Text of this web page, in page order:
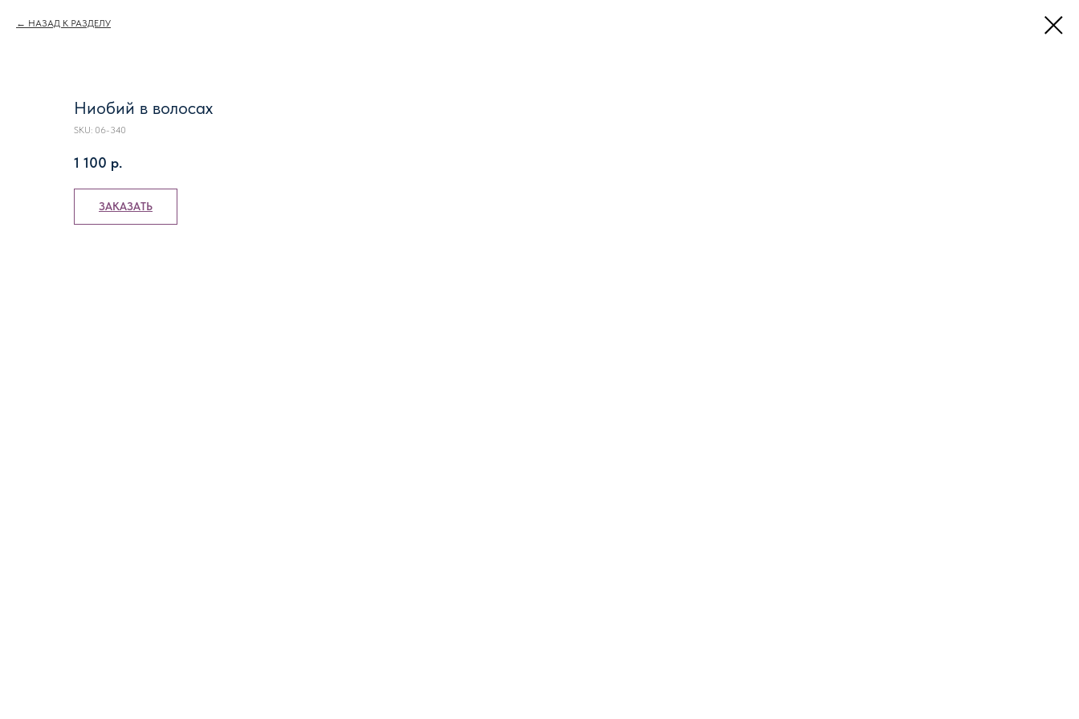
НАЗАД К РАЗДЕЛУ
Ниобий в волосах
SKU: 06-340
1 100 р.
ЗАКАЗАТЬ